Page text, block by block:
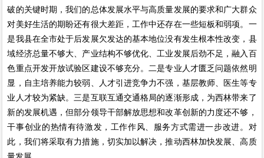
破的关键时期，我们的总体发展水平与高质量发展的要求和广大群众
对美好生活的期盼还有很大差距，工作中还存在一些短板和弱项。一
是我县在全市处于后发展欠发达的基本地位没有发生根本性改变，县
域经济总量不够大、产业结构不够优化、工业发展后劲不足，融入百
色重点开发开放试验区建设不够充分。二是专业人才匮乏问题依然明
显，自主培养能力较弱、人才引进竞争力不强，基层教师、医生等专
业人才较为紧缺。三是互联互通交通格局的逐渐形成，为西林带来了
新的发展机遇，但部分领导干部解放思想和改革创新的力度还不够，
干事创业的热情有待激发，工作作风、服务方式需进一步改进。对
此，我们将采取有力措施，切实加以解决，推动西林加快发展、高质